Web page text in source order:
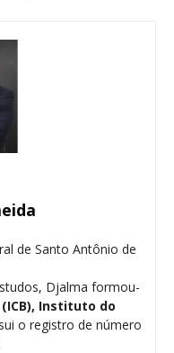
de Santo Antônio de
Djalma formou-
(ICB), Instituto do
o registro de número